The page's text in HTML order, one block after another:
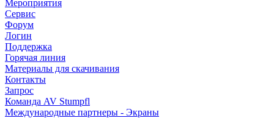
Мероприятия
Сервис
Форум
Логин
Поддержка
Горячая линия
Материалы для скачивания
Контакты
Запрос
Команда AV Stumpfl
Международные партнеры - Экраны